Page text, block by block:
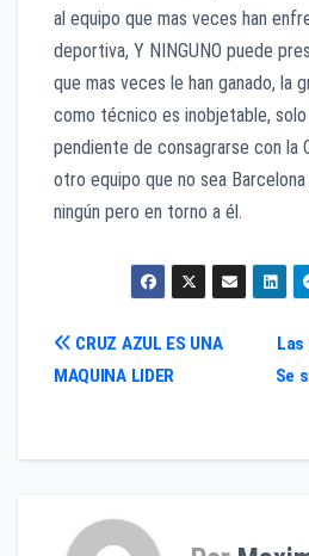
al equipo que mas veces han
deportiva, Y NINGUNO puede
que mas veces le han ganado, la
como técnico es inobjetable,
pendiente de consagrarse con la
otro equipo que no sea
ningún pero en torno a él.
Navegación
de
entradas
Se
CRUZ AZUL ES UNA
MAQUINA LIDER